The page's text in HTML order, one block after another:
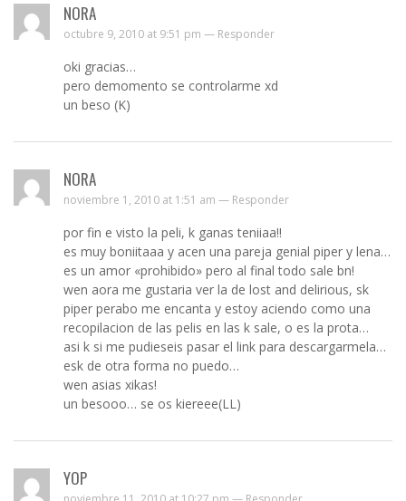
NORA
octubre 9, 2010 at 9:51 pm — Responder
oki gracias…
pero demomento se controlarme xd
un beso (K)
NORA
noviembre 1, 2010 at 1:51 am — Responder
por fin e visto la peli, k ganas teniiaa!!
es muy boniitaaa y acen una pareja genial piper y lena…
es un amor «prohibido» pero al final todo sale bn!
wen aora me gustaria ver la de lost and delirious, sk
piper perabo me encanta y estoy aciendo como una
recopilacion de las pelis en las k sale, o es la prota…
asi k si me pudieseis pasar el link para descargarmela…
esk de otra forma no puedo…
wen asias xikas!
un besooo… se os kiereee(LL)
YOP